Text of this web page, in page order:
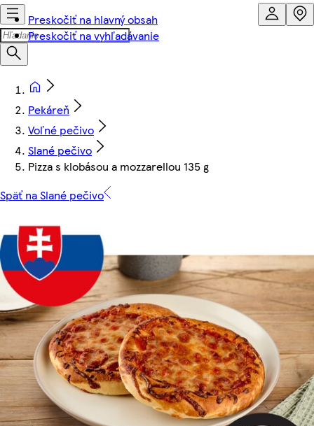
Preskočiť na hlavný obsah
Preskočiť na vyhľadávanie
Pekáreň
Voľné pečivo
Slané pečivo
Pizza s klobásou a mozzarellou 135 g
Späť na Slané pečivo